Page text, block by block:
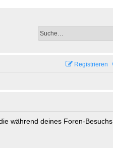
Registrieren
während deines Foren-Besuchs